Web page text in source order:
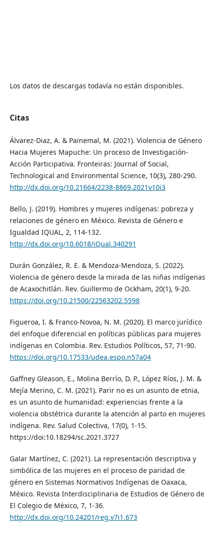
Los datos de descargas todavía no están disponibles.
Citas
Álvarez-Diaz, A. & Painemal, M. (2021). Violencia de Género
Hacia Mujeres Mapuche: Un proceso de Investigación-
Acción Participativa. Fronteiras: Journal of Social,
Technological and Environmental Science, 10(3), 280-290.
http://dx.doi.org/10.21664/2238-8869.2021v10i3
Bello, J. (2019). Hombres y mujeres indígenas: pobreza y
relaciones de género en México. Revista de Género e
Igualdad IQUAL, 2, 114-132.
http://dx.doi.org/10.6018/iQual.340291
Durán González, R. E. & Mendoza-Mendoza, S. (2022).
Violencia de género desde la mirada de las niñas indígenas
de Acaxochitlán. Rev. Guillermo de Ockham, 20(1), 9-20.
https://doi.org/10.21500/22563202.5598
Figueroa, I. & Franco-Novoa, N. M. (2020). El marco jurídico
del enfoque diferencial en políticas públicas para mujeres
indígenas en Colombia. Rev. Estudios Políticos, 57, 71-90.
https://doi.org/10.17533/udea.espo.n57a04
Gaffney Gleason, E., Molina Berrío, D. P., López Ríos, J. M. &
Mejía Merino, C. M. (2021). Parir no es un asunto de etnia,
es un asunto de humanidad: experiencias frente a la
violencia obstétrica durante la atención al parto en mujeres
indígena. Rev. Salud Colectiva, 17(0), 1-15.
https://doi:10.18294/sc.2021.3727
Galar Martínez, C. (2021). La representación descriptiva y
simbólica de las mujeres en el proceso de paridad de
género en Sistemas Normativos Indígenas de Oaxaca,
México. Revista Interdisciplinaria de Estudios de Género de
El Colegio de México, 7, 1-36.
http://dx.doi.org/10.24201/reg.v7i1.673